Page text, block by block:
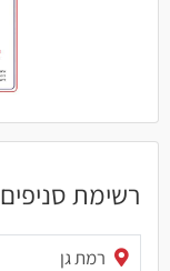
רשימת סניפים
רמת גן